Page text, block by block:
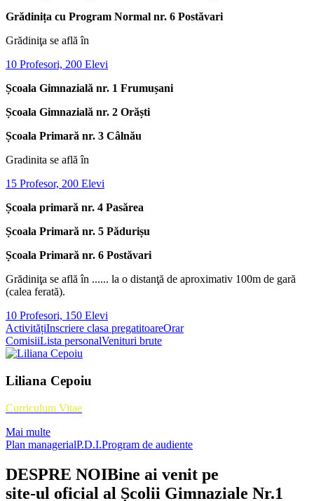
Grădinița cu Program Normal nr. 6 Postăvari
Grădiniţa se află în
10 Profesori, 200 Elevi
Școala Gimnazială nr. 1 Frumușani
Școala Gimnazială nr. 2 Orăști
Școala Primară nr. 3 Câlnău
Gradinita se află în
15 Profesor, 200 Elevi
Școala primară nr. 4 Pasărea
Școala Primară nr. 5 Pădurișu
Școala Primară nr. 6 Postăvari
Grădiniţa se află în ...... la o distanţă de aproximativ 100m de gară
(calea ferată).
10 Profesori, 150 Elevi
ActivitățiInscriere clasa pregatitoareOrar
ComisiiLista personalVenituri brute
Liliana Cepoiu
Curriculum Vitae
Mai multe
Plan managerialP.D.I.Program de audiente
DESPRE NOIBine ai venit pe
site-ul oficial al Școlii Gimnaziale Nr.1